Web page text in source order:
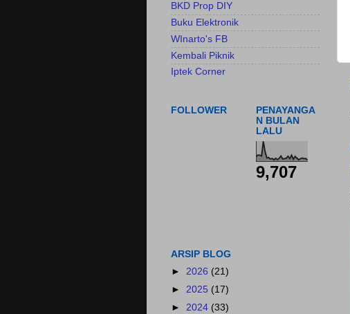
BKD Prop DIY
Buku Elektronik
WInarto's FB
Kembali Piknik
Iptek Corner
FOLLOWER
PENAYANGA
N BULAN
LALU
9,707
ARSIP BLOG
► 2026 (21)
► 2025 (17)
► 2024 (33)